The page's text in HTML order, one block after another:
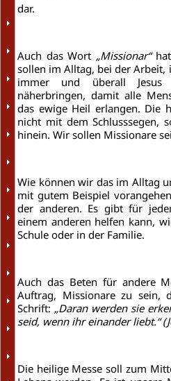
dar.
Auch das Wort „Missionar“hat
sollen im Alltag, bei der Arbeit,
immer und überall Jesus
näherbringen, damit alle
das ewige Heil erlangen. Die
nicht mit dem Schlusssegen,
hinein. Wir sollen Missionare
Wie können wir das im Alltag
mit gutem Beispiel
der anderen. Es gibt für
einem anderen helfen kann,
Schule oder in der Familie.
Auch das Beten für andere
Auftrag, Missionare zu sein,
Schrift: „Daran werden sie
seid, wenn ihr einander liebt.“
Die heilige Messe soll zum